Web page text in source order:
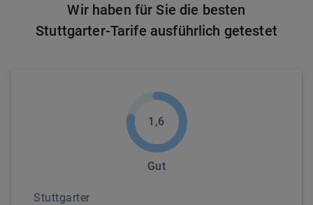
Wir haben für Sie die besten
Stuttgarter-Tarife ausführlich getestet
1,6
Gut
Stuttgarter